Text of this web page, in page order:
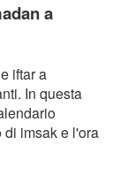
a
iftar a
In questa
imsak e l'ora